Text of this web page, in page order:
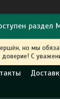
раздел
но мы
доверие! С